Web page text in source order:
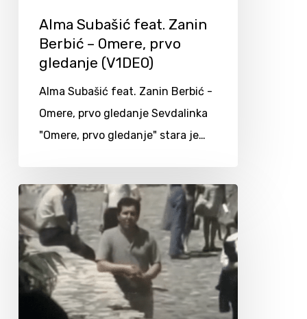
Alma Subašić feat. Zanin
Berbić – Omere, prvo
gledanje (V1DEO)
Alma Subašić feat. Zanin Berbić -
Omere, prvo gledanje Sevdalinka
"Omere, prvo gledanje" stara je…